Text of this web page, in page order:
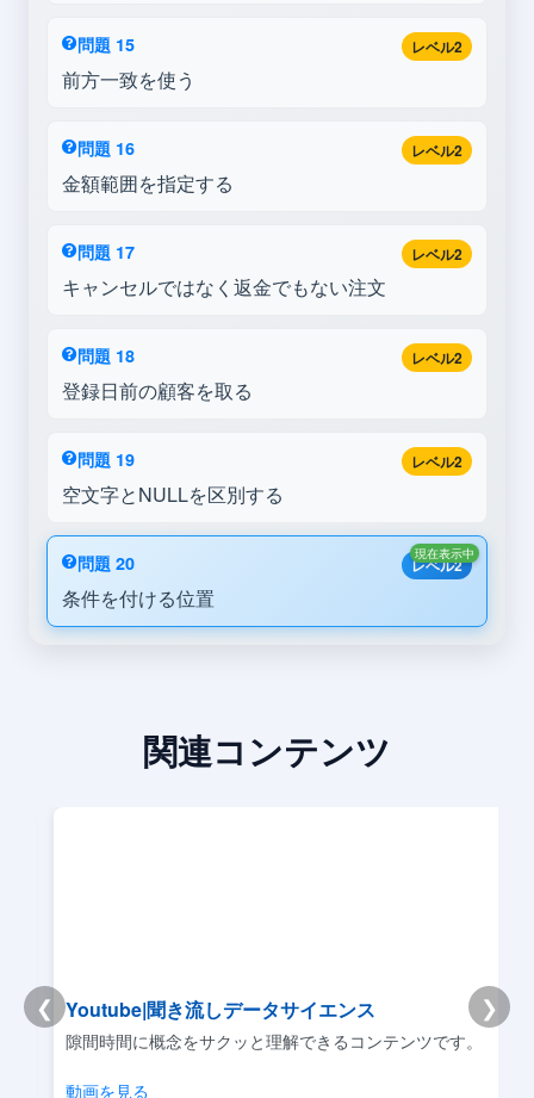
レベル2
問題 15
前方一致を使う
レベル2
問題 16
金額範囲を指定する
レベル2
問題 17
キャンセルではなく返金でもない注文
レベル2
問題 18
登録日前の顧客を取る
レベル2
問題 19
空文字とNULLを区別する
レベル2
問題 20
条件を付ける位置
現在表示中
関連コンテンツ
❮ ❯
Youtube|聞き流しデータサイエンス
隙間時間に概念をサクッと理解できるコンテンツです。
動画を見る